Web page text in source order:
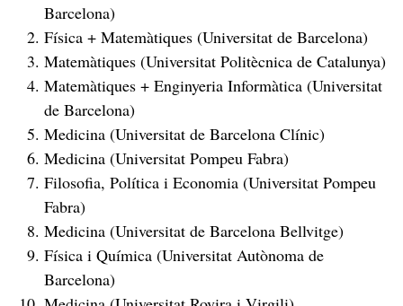
Barcelona)
Física + Matemàtiques (Universitat de Barcelona)
Matemàtiques (Universitat Politècnica de Catalunya)
Matemàtiques + Enginyeria Informàtica (Universitat
de Barcelona)
Medicina (Universitat de Barcelona Clínic)
Medicina (Universitat Pompeu Fabra)
Filosofia, Política i Economia (Universitat Pompeu
Fabra)
Medicina (Universitat de Barcelona Bellvitge)
Física i Química (Universitat Autònoma de
Barcelona)